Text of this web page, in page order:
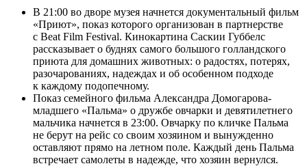
В 21:00 во дворе музея начнется документальный фильм
«Приют», показ которого организован в партнерстве
с Beat Film Festival. Кинокартина Саскии Губбелс
рассказывает о буднях самого большого голландского
приюта для домашних животных: о радостях, потерях,
разочарованиях, надеждах и об особенном подходе
к каждому подопечному.
Показ семейного фильма Александра Домогарова-
младшего «Пальма» о дружбе овчарки и девятилетнего
мальчика начнется в 23:00. Овчарку по кличке Пальма
не берут на рейс со своим хозяином и вынужденно
оставляют прямо на летном поле. Каждый день Пальма
встречает самолеты в надежде, что хозяин вернулся.